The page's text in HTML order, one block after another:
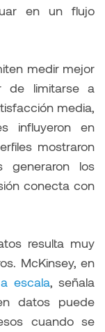
en un flujo
medir mejor
de limitarse a
media,
influyeron en
mostraron
generaron los
conecta con
resulta muy
McKinsey, en
escala, señala
datos puede
cuando se